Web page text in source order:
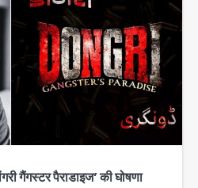
गैंगस्टर पैराडाइज’ की घोषणा